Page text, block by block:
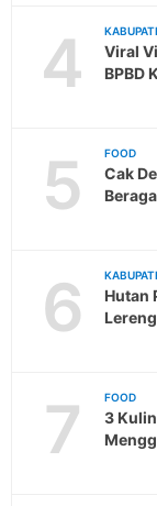
4
Viral
BPBD
5 FOOD
Cak
6
Hutan
7 FOOD
3